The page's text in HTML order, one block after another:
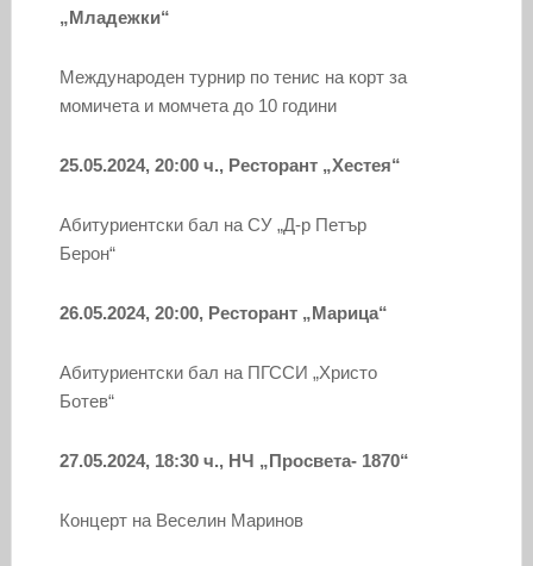
„Младежки“
Международен турнир по тенис на корт за
момичета и момчета до 10 години
25.05.2024, 20:00 ч., Ресторант „Хестея“
Абитуриентски бал на СУ „Д-р Петър
Берон“
26.05.2024, 20:00, Ресторант „Марица“
Абитуриентски бал на ПГССИ „Христо
Ботев“
27.05.2024, 18:30 ч., НЧ „Просвета- 1870“
Концерт на Веселин Маринов